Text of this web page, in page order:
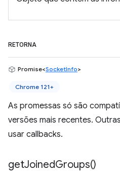
RETORNA
Promise<SocketInfo>
Chrome 121+
As promessas só são
versões mais recentes.
usar callbacks.
getJoinedGroups()